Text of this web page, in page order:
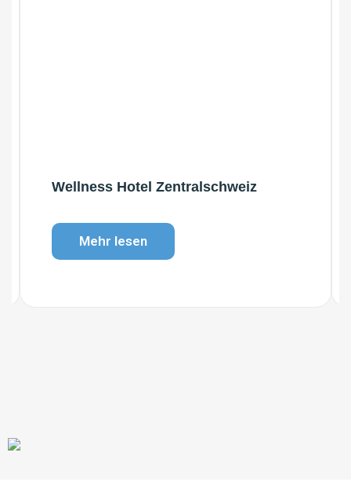
Wellness Hotel Zentralschweiz
Mehr lesen